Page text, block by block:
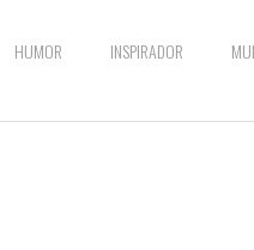
HUMOR INSPIRADOR